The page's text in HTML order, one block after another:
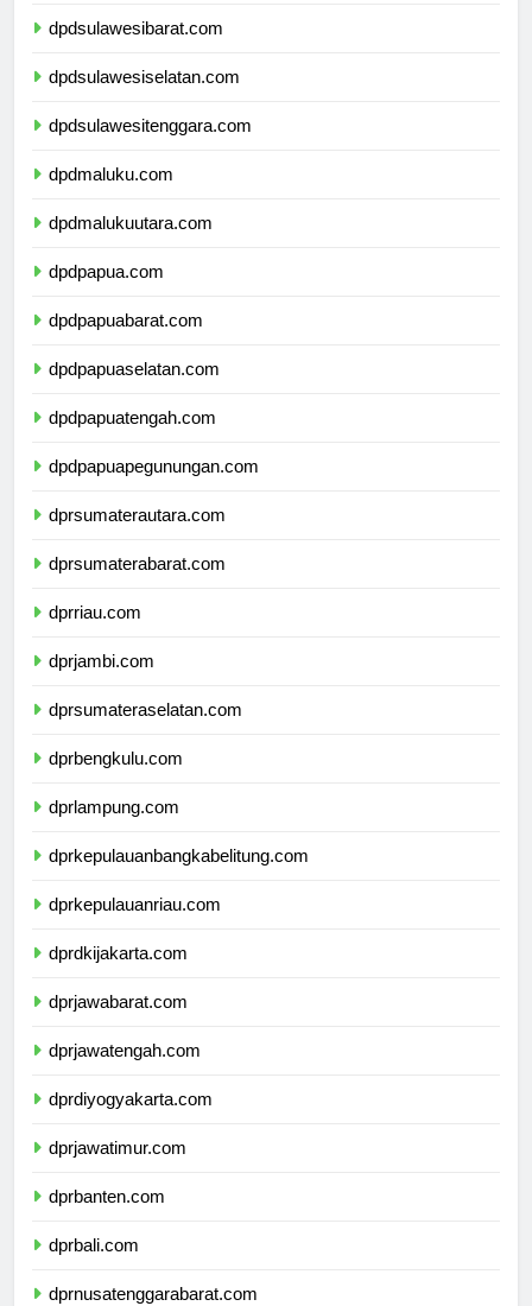
dpdsulawesibarat.com
dpdsulawesiselatan.com
dpdsulawesitenggara.com
dpdmaluku.com
dpdmalukuutara.com
dpdpapua.com
dpdpapuabarat.com
dpdpapuaselatan.com
dpdpapuatengah.com
dpdpapuapegunungan.com
dprsumaterautara.com
dprsumaterabarat.com
dprriau.com
dprjambi.com
dprsumateraselatan.com
dprbengkulu.com
dprlampung.com
dprkepulauanbangkabelitung.com
dprkepulauanriau.com
dprdkijakarta.com
dprjawabarat.com
dprjawatengah.com
dprdiyogyakarta.com
dprjawatimur.com
dprbanten.com
dprbali.com
dprnusatenggarabarat.com